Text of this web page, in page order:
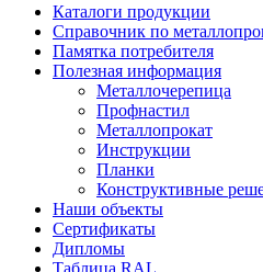
Каталоги продукции
Справочник по
Памятка потребителя
Полезная информация
Металлочерепица
Профнастил
Металлопрокат
Инструкции
Планки
Конструктивные
Наши объекты
Сертификаты
Дипломы
Таблица RAL